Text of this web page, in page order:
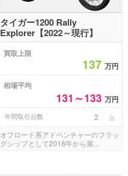
タイガー1200 Rally
Explorer【2022～現行】
買取上限
137 万円
相場平均
131～133 万円
年間取引台数 2 台
オフロード系アドベンチャーのフラッ
グシップとして2018年から展...